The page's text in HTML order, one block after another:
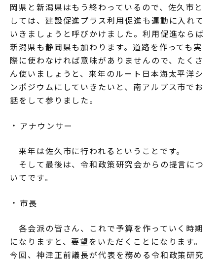
岡県と新潟県はもう終わっているので、佐久市と
しては、建設促進プラス利用促進も運動に入れて
いきましょうと呼びかけました。利用促進ならば
新潟県も静岡県も加わります。道路を作っても実
際に使わなければ意味がありませんので、たくさ
ん使いましょうと、来年のルート日本海太平洋シ
ンポジウムにしていきたいと、南アルプス市でお
話をして参りました。
アナウンサー
来年は佐久市に行われるということです。
そして最後は、令和政策研究会からの提言につ
いてです。
市長
各会派の皆さん、これで予算を作っていく時期
になりますと、要望をいただくことになります。
今回、神津正前議長が代表を務める令和政策研究